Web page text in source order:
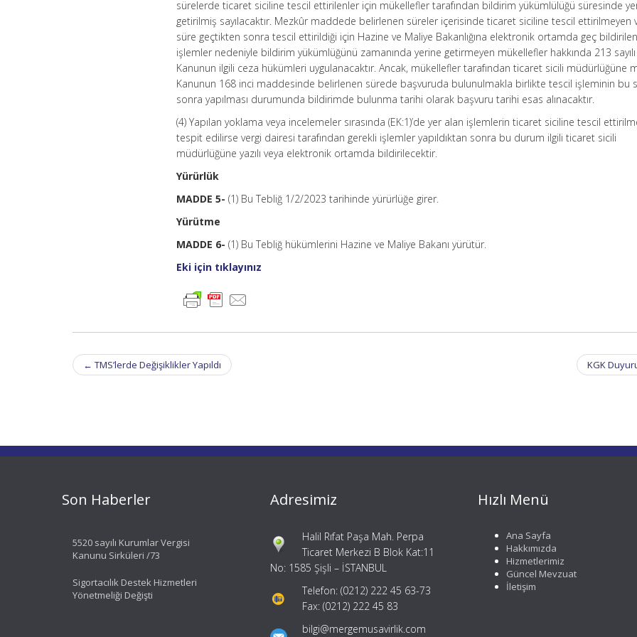
sürelerde ticaret siciline tescil ettirilenler için mükellefler tarafından bildirim yükümlülüğü süresinde
getirilmiş sayılacaktır. Mezkûr maddede belirlenen süreler içerisinde ticaret siciline tescil ettirilmeyen
süre geçtikten sonra tescil ettirildiği için Hazine ve Maliye Bakanlığına elektronik ortamda geç bildirilen
işlemler nedeniyle bildirim yükümlüğünü zamanında yerine getirmeyen mükellefler hakkında 213 sayılı
Kanunun ilgili ceza hükümleri uygulanacaktır. Ancak, mükellefler tarafından ticaret sicili müdürlüğüne
Kanunun 168 inci maddesinde belirlenen sürede başvuruda bulunulmakla birlikte tescil işleminin bu
sonra yapılması durumunda bildirimde bulunma tarihi olarak başvuru tarihi esas alınacaktır.
(4) Yapılan yoklama veya incelemeler sırasında (EK:1)’de yer alan işlemlerin ticaret siciline tescil
tespit edilirse vergi dairesi tarafından gerekli işlemler yapıldıktan sonra bu durum ilgili ticaret sicili
müdürlüğüne yazılı veya elektronik ortamda bildirilecektir.
Yürürlük
MADDE 5-(1) Bu Tebliğ 1/2/2023 tarihinde yürürlüğe girer.
Yürütme
MADDE 6-(1) Bu Tebliğ hükümlerini Hazine ve Maliye Bakanı yürütür.
Eki için tıklayınız
Post
navigation
← TMS’lerde Değişiklikler Yapıldı KGK
Son Haberler
5520 sayılı Kurumlar Vergisi
Kanunu Sirküleri /73
Sigortacılık Destek Hizmetleri
Yönetmeliği Değişti
Adresimiz
Halil Rıfat Paşa Mah. Perpa
Ticaret Merkezi B Blok Kat:11
No: 1585 Şişli – İSTANBUL
Telefon: (0212) 222 45 63-73
Fax: (0212) 222 45 83
bilgi@mergemusavirlik.com
Hızlı Menü
Ana Sayfa
Hakkımızda
Hizmetlerimiz
Güncel Mevzuat
İletişim